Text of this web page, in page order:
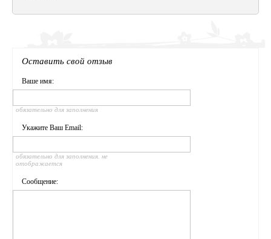
Оставить свой отзыв
Ваше имя:
обязательно для заполнения
Укажите Ваш Email:
обязательно для заполнения. не
отображается
Сообщение: